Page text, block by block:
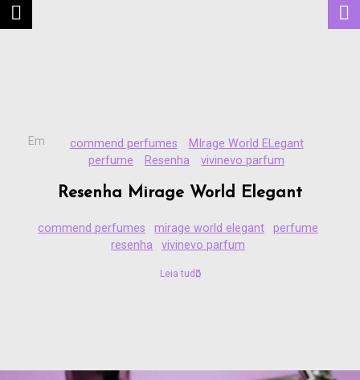
Em commend perfumes
MIrage World ELegant
perfume
Resenha vivinevo parfum
Resenha Mirage World Elegant
commend perfumes mirage world elegant
perfume
resenha
vivinevo parfum
Leia tudo